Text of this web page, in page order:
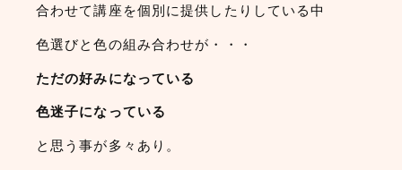
合わせて講座を個別に提供したりしている中
色選びと色の組み合わせが・・・
ただの好みになっている
色迷子になっている
と思う事が多々あり。